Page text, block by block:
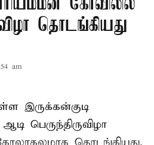
கோவிலில்
தொடங்கியது
am
இருக்கன்குடி
பெருந்திருவிழா
தொடங்கியது.